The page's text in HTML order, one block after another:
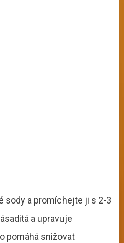
sody a promíchejte ji s 2-3
a upravuje
pomáhá snižovat